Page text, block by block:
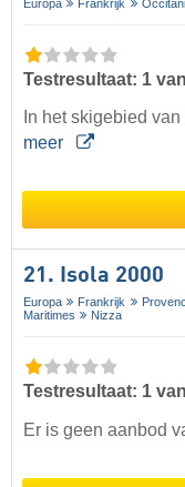
Europa Frankrijk
Testresultaat: 1
In het skigebied
meer
21. Isola 2000
Europa Frankrijk
Maritimes
Nizza
Testresultaat: 1
Er is geen aanbod